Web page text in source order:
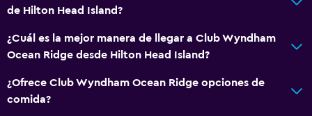
de Hilton Head Island?
¿Cuál es la mejor manera de llegar a Club Wyndham
Ocean Ridge desde Hilton Head Island?
¿Ofrece Club Wyndham Ocean Ridge opciones de
comida?